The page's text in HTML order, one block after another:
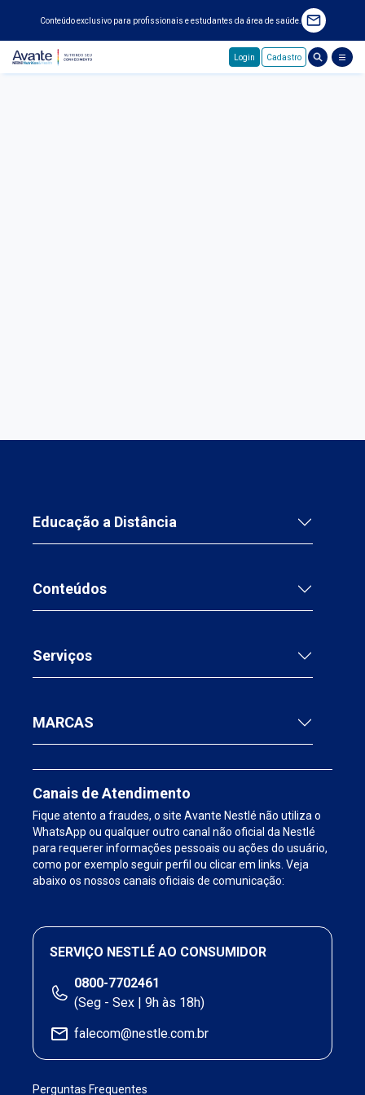
Conteúdo exclusivo para profissionais e estudantes da área de saúde.
Login Cadastro
Educação a Distância
Conteúdos
Serviços
MARCAS
Canais de Atendimento
Fique atento a fraudes, o site Avante Nestlé não utiliza o
WhatsApp ou qualquer outro canal não oficial da Nestlé
para requerer informações pessoais ou ações do usuário,
como por exemplo seguir perfil ou clicar em links. Veja
abaixo os nossos canais oficiais de comunicação:
SERVIÇO NESTLÉ AO CONSUMIDOR
0800-7702461
(Seg - Sex | 9h às 18h)
falecom@nestle.com.br
Perguntas Frequentes